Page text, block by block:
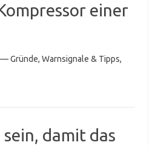
einer
Gründe, Warnsignale & Tipps,
damit das